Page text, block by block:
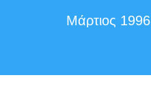
Μάρτιος 1996